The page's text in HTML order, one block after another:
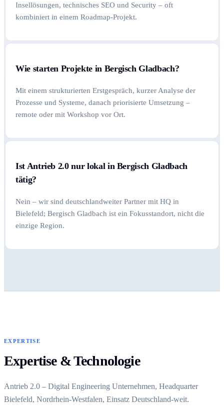
Insellösungen, technisches SEO und Security – oft
kombiniert in einem Roadmap-Projekt.
Wie starten Projekte in Bergisch Gladbach?
Mit einem strukturierten Erstgespräch, kurzer Analyse der
Prozesse und Systeme, danach priorisierte Umsetzung –
remote oder mit Workshop vor Ort.
Ist Antrieb 2.0 nur lokal in Bergisch Gladbach
tätig?
Nein – wir sind deutschlandweiter Partner mit HQ in
Bielefeld; Bergisch Gladbach ist ein Fokusstandort, nicht die
einzige Region.
EXPERTISE
Expertise & Technologie
Antrieb 2.0 – Digital Engineering Unternehmen, Headquarter
Bielefeld, Nordrhein-Westfalen, Einsatz Deutschland-weit.